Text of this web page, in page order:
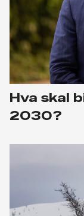
Hva skal
2030?